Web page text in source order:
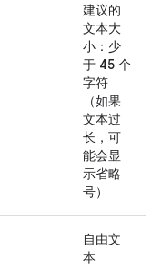
建议的
文本大
小：少
于 45 个
字符
（如果
文本过
长，可
能会显
示省略
号）
自由文
本